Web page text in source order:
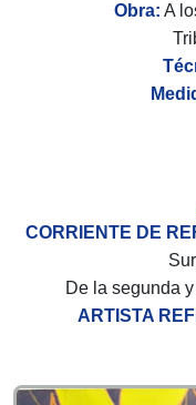
Obra: A
CORRIENTE DE
De la segunda
ARTISTA